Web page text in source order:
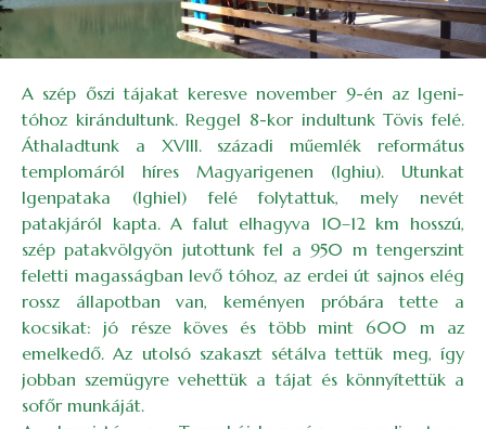
A szép őszi tájakat keresve november 9-én az Igeni-
tóhoz kirándultunk. Reggel 8-kor indultunk Tövis felé.
Áthaladtunk a XVIII. századi műemlék református
templomáról híres Magyarigenen (Ighiu). Utunkat
Igenpataka (Ighiel) felé folytattuk, mely nevét
patakjáról kapta. A falut elhagyva 10–12 km hosszú,
szép patakvölgyön jutottunk fel a 950 m tengerszint
feletti magasságban levő tóhoz, az erdei út sajnos elég
rossz állapotban van, keményen próbára tette a
kocsikat: jó része köves és több mint 600 m az
emelkedő. Az utolsó szakaszt sétálva tettük meg, így
jobban szemügyre vehettük a tájat és könnyítettük a
sofőr munkáját.